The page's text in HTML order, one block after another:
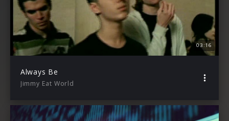
03:16
Always Be
Jimmy Eat World